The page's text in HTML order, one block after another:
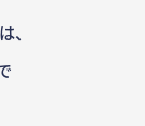
、